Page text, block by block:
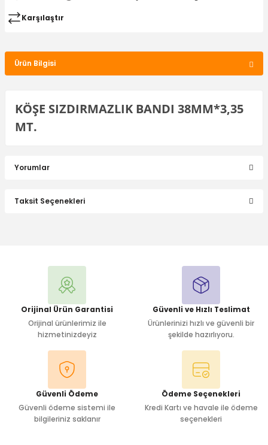
Karşılaştır
Ürün Bilgisi
KÖŞE SIZDIRMAZLIK BANDI 38MM*3,35
MT.
Yorumlar
Taksit Seçenekleri
Orijinal Ürün Garantisi
Orijinal ürünlerimiz ile
hizmetinizdeyiz
Güvenli ve Hızlı Teslimat
Ürünlerinizi hızlı ve güvenli bir
şekilde hazırlıyoru.
Güvenli Ödeme
Güvenli ödeme sistemi ile
bilgileriniz saklanır
Ödeme Seçenekleri
Kredi Kartı ve havale ile ödeme
seçenekleri